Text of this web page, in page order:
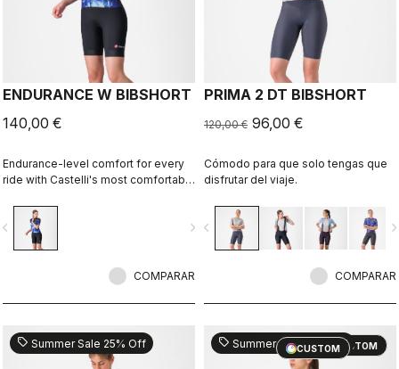
ENDURANCE W BIBSHORT
140,00 €
Endurance-level comfort for every
ride with Castelli's most comfortable
navigate_next
COMPARAR
PRIMA 2 DT BIBSHORT
120,00 € 96,00 €
Cómodo para que solo tengas que
disfrutar del viaje.
navigate_before
COMPARAR
sell Summer Sale 25% Off CUSTOM
sell Summer Sale 25% Off
CUSTOM